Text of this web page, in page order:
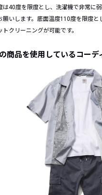
は40度を限度とし、洗濯機で非常に
願いします。底面温度110度を限度
トクリーニングが可能です。
商品を使用しているコーデ